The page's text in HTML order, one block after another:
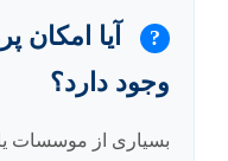
?
آیا امکان
وجود دارد؟
بسیاری از موسسات